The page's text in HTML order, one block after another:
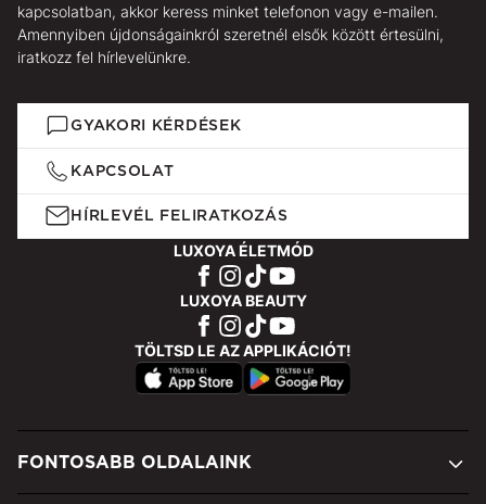
kapcsolatban, akkor keress minket telefonon vagy e-mailen.
Amennyiben újdonságainkról szeretnél elsők között értesülni,
iratkozz fel hírlevelünkre.
GYAKORI KÉRDÉSEK
KAPCSOLAT
HÍRLEVÉL FELIRATKOZÁS
LUXOYA ÉLETMÓD
LUXOYA BEAUTY
TÖLTSD LE AZ APPLIKÁCIÓT!
FONTOSABB OLDALAINK